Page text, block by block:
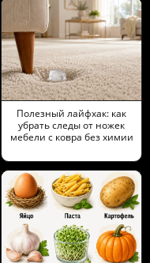
Полезный лайфхак: как
убрать следы от ножек
мебели с ковра без химии